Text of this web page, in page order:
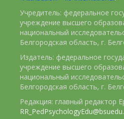
Учредитель: федеральное
учреждение высшего
национальный
Белгородская область, г.
Издатель: федеральное
учреждение высшего
национальный
Белгородская область, г.
Редакция: главный редактор